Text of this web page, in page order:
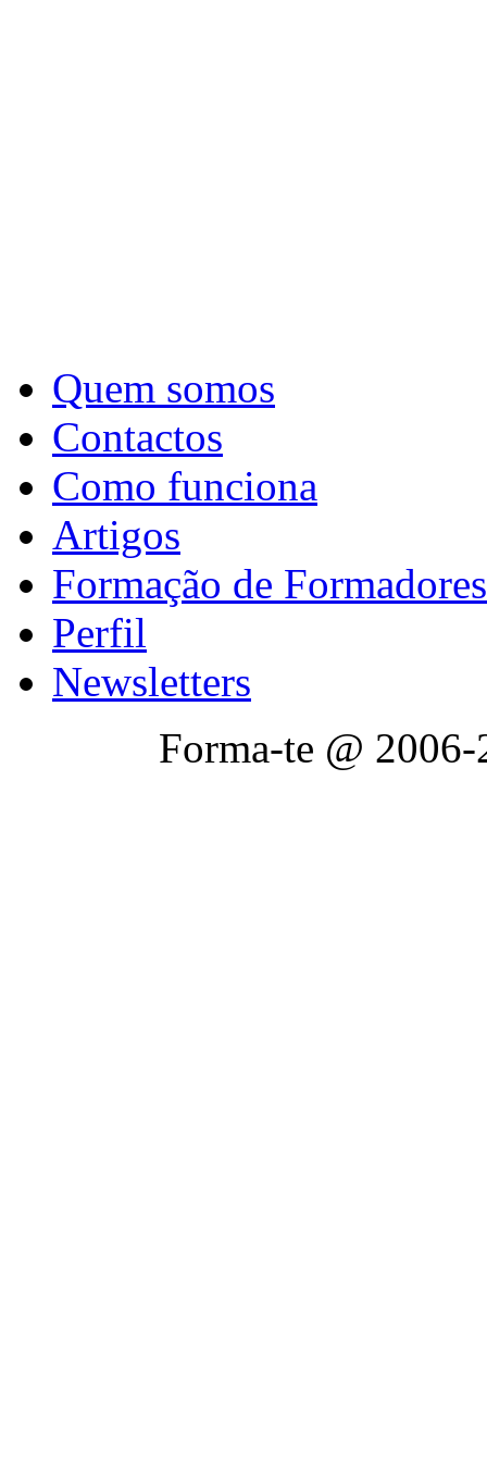
Quem somos
Contactos
Como funciona
Artigos
Formação de Formadores
Perfil
Newsletters
Forma-te @